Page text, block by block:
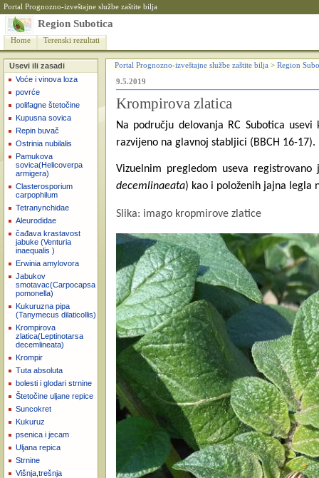
Portal Prognozno-izveštajne službe zaštite bilja
Region Subotica
Home Terenski rezultati
Usevi ili zasadi
Voće i vinova loza
povrće
polifagne štetočine
Kupusna sovica
Repin buvač
Ostrinia nubilalis
Pamukova
sovica(Helicoverpa
armigera)
Clasterosporium
carpophilum
Tetranynchidae
Aleurodidae
čađava krastavost
jabuke (Venturia
inaequalis )
Erwinia amylovora
Jabukov
smotavac(Carpocapsa
pomonella)
Kukuruzna pipa
(Tanymecus dilaticollis)
Krompirova
zlatica(Leptinotarsa
decemlineata)
Krompir
Tuta absoluta
bolesti i glodari strnine
Štetočine uljane repice
Suncokret
Kukuruz
psenica i jecam
Uljana repica
Strnine
Višnja,trešnja
Portal Prognozno-izveštajne službe zaštite bilja > Region
9.5.2019
Krompirova zlatica
Na području delovanja RC Subotica
razvijeno na glavnoj stabljici (BBCH 16-17).
Vizuelnim pregledom useva
decemlinaeata) kao i položenih jajna legla
Slika: imago kropmirove zlatice